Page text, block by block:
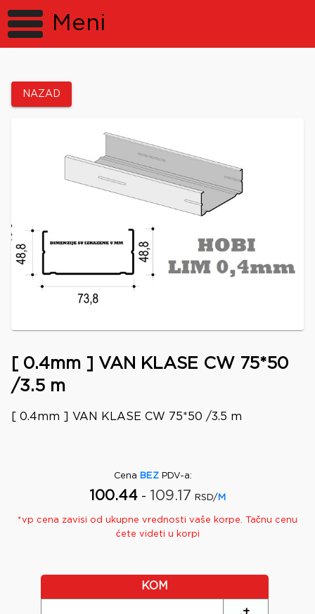
Meni
NAZAD
[ 0.4mm ] VAN KLASE CW 75*50
/3.5 m
[ 0.4mm ] VAN KLASE CW 75*50 /3.5 m
Cena BEZ PDV-a:
100.44 - 109.17 RSD/ M
*vp cena zavisi od ukupne vrednosti vaše korpe. Tačnu cenu
ćete videti u korpi
KOM